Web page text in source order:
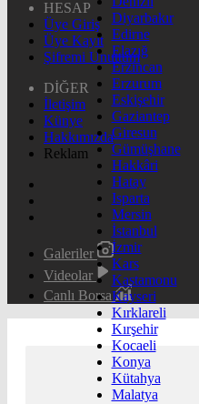
HESAP
Üye Giriş
Üye Kayıt
Şifremi Unuttum
DİĞER
İletişim
Künye
Hakkımızda
Reklam
Galeriler
Videolar
Canlı Borsa
Diyarbakır
Edirne
Elazığ
Erzincan
Erzurum
Eskişehir
Gaziantep
Giresun
Gümüşhane
Hakkâri
Hatay
Isparta
Mersin
İstanbul
İzmir
Kars
Kastamonu
Kayseri
Kırklareli
Kırşehir
Kocaeli
Konya
Kütahya
Malatya